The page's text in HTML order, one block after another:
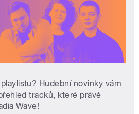
Hudební novinky vám
tracků, které právě
Wave!